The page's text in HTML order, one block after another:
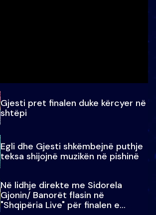
Gjesti pret finalen duke kërcyer në
shtëpi
Egli dhe Gjesti shkëmbejnë puthje
teksa shijojnë muzikën në pishinë
Në lidhje direkte me Sidorela
Gjonin/ Banorët flasin në
"Shqipëria Live" për finalen e